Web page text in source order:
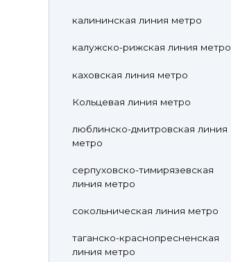
калининская линия метро
калужско-рижская линия метро
каховская линия метро
Кольцевая линия метро
люблинско-дмитровская линия
метро
серпуховско-тимирязевская
линия метро
сокольническая линия метро
таганско-краснопресненская
линия метро